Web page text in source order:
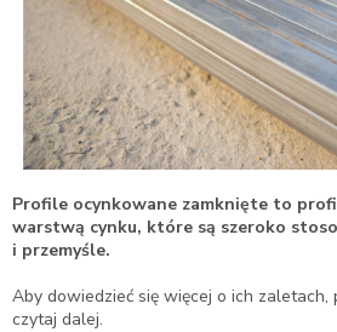
Profile ocynkowane zamknięte to
warstwą cynku, które są szeroko
i przemyśle.
Aby dowiedzieć się więcej o ich zaletach,
czytaj dalej.